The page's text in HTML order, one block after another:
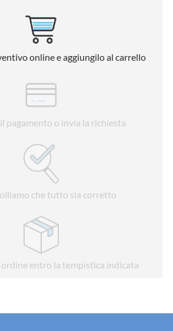
online e aggiungilo al carrello
pagamento o invia la richiesta
che tutto sia corretto
ordine entro la tempistica indicata